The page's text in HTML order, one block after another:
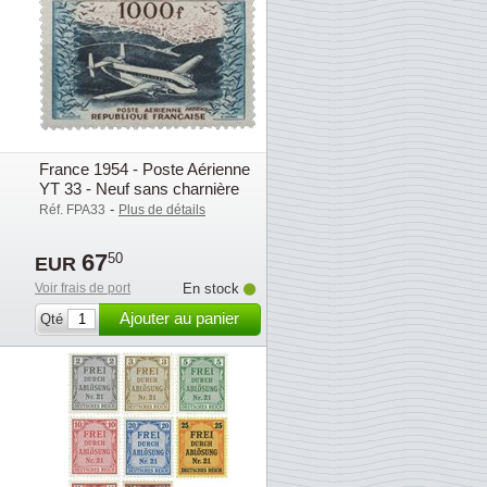
France 1954 - Poste Aérienne
YT 33 - Neuf sans charnière
Réf. FPA33 - Plus de détails
EUR 6750
Voir frais de port
En stock
Qté
Ajouter au panier